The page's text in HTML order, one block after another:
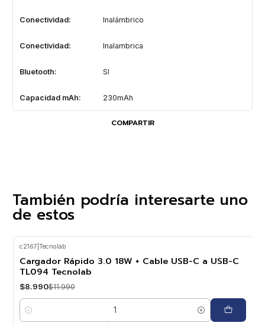
Conectividad: Inalámbrico
Conectividad: Inalambrica
Bluetooth: SI
Capacidad mAh: 230mAh
COMPARTIR
También podría interesarte uno
de estos
c2167 Tecnolab
Cargador Rápido 3.0 18W + Cable USB-C a USB-C
TL094 Tecnolab
$8.990$11.990
Cantidad